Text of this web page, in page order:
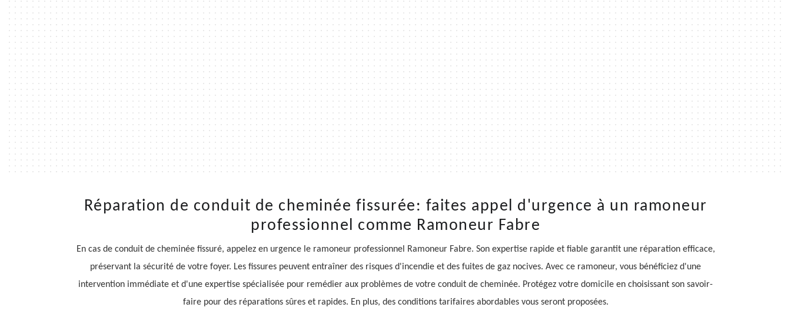
Réparation de conduit de cheminée fissurée: faites appel d'urgence à un ramoneur
professionnel comme Ramoneur Fabre
En cas de conduit de cheminée fissuré, appelez en urgence le ramoneur professionnel Ramoneur Fabre. Son expertise rapide et fiable garantit une réparation efficace,
préservant la sécurité de votre foyer. Les fissures peuvent entraîner des risques d'incendie et des fuites de gaz nocives. Avec ce ramoneur, vous bénéficiez d'une
intervention immédiate et d'une expertise spécialisée pour remédier aux problèmes de votre conduit de cheminée. Protégez votre domicile en choisissant son savoir-
faire pour des réparations sûres et rapides. En plus, des conditions tarifaires abordables vous seront proposées.